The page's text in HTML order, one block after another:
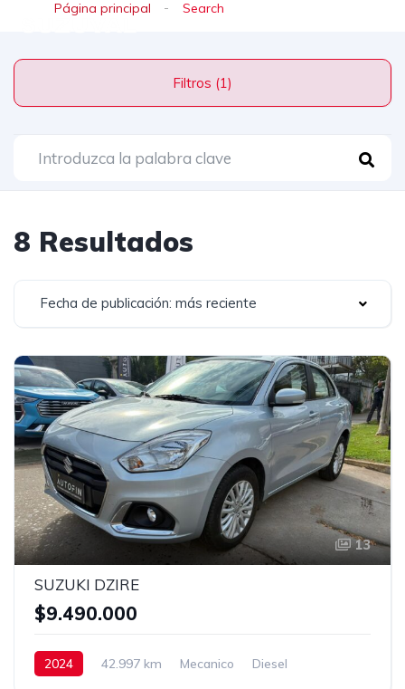
Página principal Search
Filtros (1)
8 Resultados
Fecha de publicación: más reciente
13
SUZUKI DZIRE
$9.490.000
2024 42.997 km Mecanico Diesel